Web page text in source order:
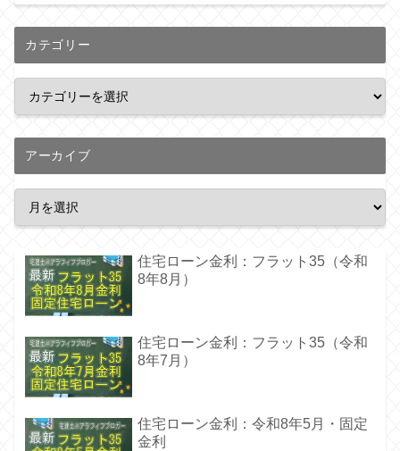
カテゴリー
アーカイブ
住宅ローン金利：フラット35（令和
8年8月）
住宅ローン金利：フラット35（令和
8年7月）
住宅ローン金利：令和8年5月・固定
金利